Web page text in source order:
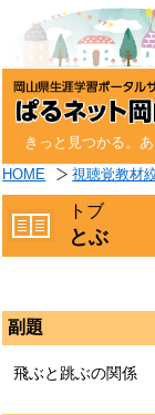
きっと見つかる。
HOME 視聴覚教材
トブ
とぶ
副題
飛ぶと跳ぶの関係